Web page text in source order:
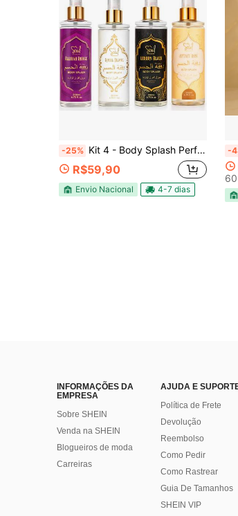
-25% Kit 4 - Body Splash Perfume Colônia Fragrância Arábica - Perolado Soul Cosméticos 200ml alta fixação
R$59,90
Envio Nacional 4-7 dias
-
INFORMAÇÕES DA
EMPRESA
Sobre SHEIN
Venda na SHEIN
Blogueiros de moda
Carreiras
AJUDA E
Política de Frete
Devolução
Reembolso
Como Pedir
Como Rastrear
Guia De Tamanhos
SHEIN VIP